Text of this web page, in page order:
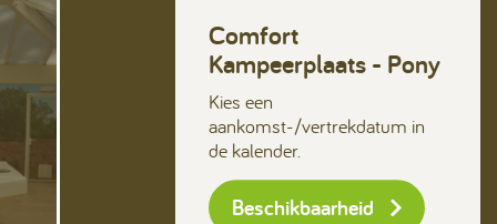
Volg ons op social media
Comfort
Kampeerplaats - Pony
Kies een
aankomst-/vertrekdatum in
de kalender.
Beschikbaarheid